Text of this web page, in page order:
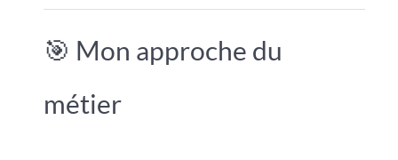
🎯 Mon approche du
métier